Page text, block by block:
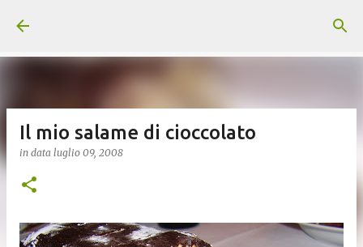
Il mio salame di cioccolato
in data luglio 09, 2008